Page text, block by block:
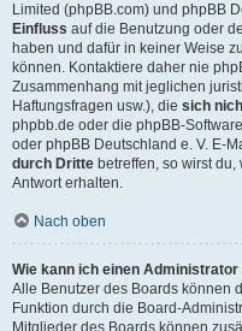
Limited (phpBB.com) und phpBB
Einfluss auf die Benutzung oder
haben und dafür in keiner Weise
können. Kontaktiere daher nie
Zusammenhang mit jeglichen
Haftungsfragen usw.), die sich
phpbb.de oder die phpBB-
oder phpBB Deutschland e. V. E-
durch Dritte betreffen, so wirst
Antwort erhalten.
Nach oben
Wie kann ich einen
Alle Benutzer des Boards können
Funktion durch die Board-
Mitglieder des Boards können